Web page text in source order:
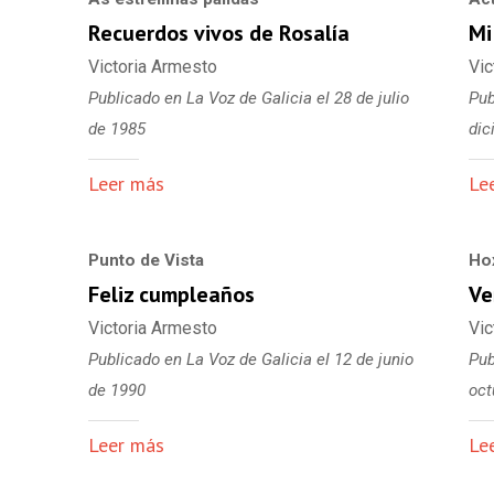
Recuerdos vivos de Rosalía
Victoria Armesto
Publicado en La Voz de Galicia el 28 de julio
de 1985
Leer más
Punto de Vista
Feliz cumpleaños
Victoria Armesto
Publicado en La Voz de Galicia el 12 de junio
de 1990
Leer más